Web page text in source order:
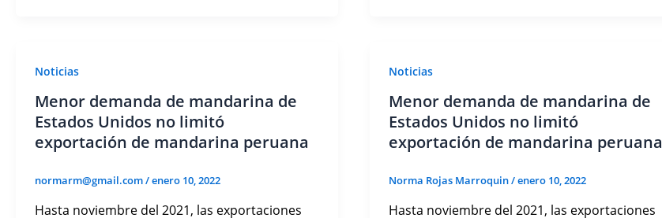
Noticias
Menor demanda de mandarina de
Estados Unidos no limitó
exportación de mandarina peruana
normarm@gmail.com/enero 10, 2022
Hasta noviembre del 2021, las exportaciones
Noticias
Menor demanda de mandarina de
Estados Unidos no limitó
exportación de mandarina peruana
Norma Rojas Marroquin/enero 10, 2022
Hasta noviembre del 2021, las exportaciones